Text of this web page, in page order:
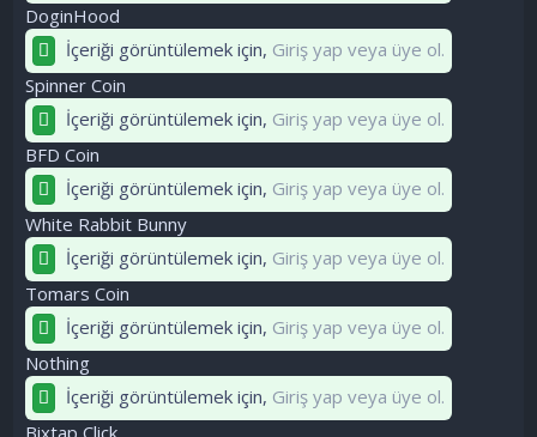
DoginHood
İçeriği görüntülemek için, Giriş yap veya üye ol.
Spinner Coin
İçeriği görüntülemek için, Giriş yap veya üye ol.
BFD Coin
İçeriği görüntülemek için, Giriş yap veya üye ol.
White Rabbit Bunny
İçeriği görüntülemek için, Giriş yap veya üye ol.
Tomars Coin
İçeriği görüntülemek için, Giriş yap veya üye ol.
Nothing
İçeriği görüntülemek için, Giriş yap veya üye ol.
Bixtap Click